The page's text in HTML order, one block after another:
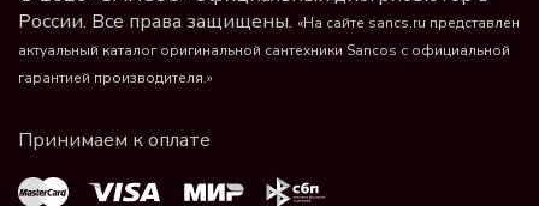
России. Все права защищены. «На сайте sancs.ru представлен
актуальный каталог оригинальной сантехники Sancos с официальной
гарантией производителя.»